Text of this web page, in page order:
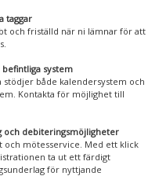
taggar
och friställd när ni lämnar för att
system
stödjer både kalendersystem och
Kontakta för möjlighet till
och debiteringsmöjligheter
och mötesservice. Med ett klick
ta ut ett färdigt
för nyttjande